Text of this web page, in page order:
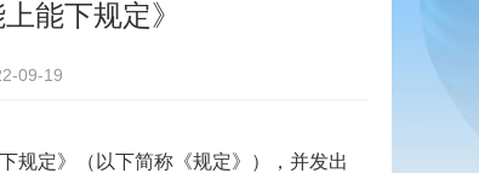
能下规定》
09-19
规定》（以下简称《规定》），并发出